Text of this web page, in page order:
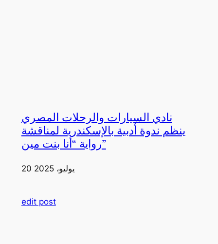
نادي السيارات والرحلات المصري
ينظم ندوة أدبية بالإسكندرية لمناقشة
رواية “أنا بنت مين”
20 يوليو، 2025
edit post